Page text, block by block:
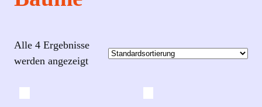
Alle 4 Ergebnisse
werden angezeigt